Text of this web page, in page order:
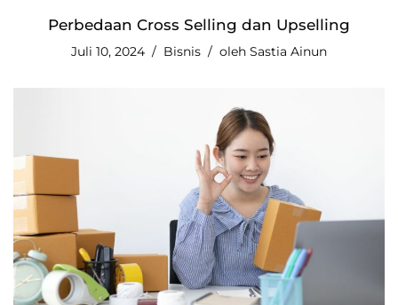
Perbedaan Cross Selling dan Upselling
Juli 10, 2024 Bisnis oleh Sastia Ainun